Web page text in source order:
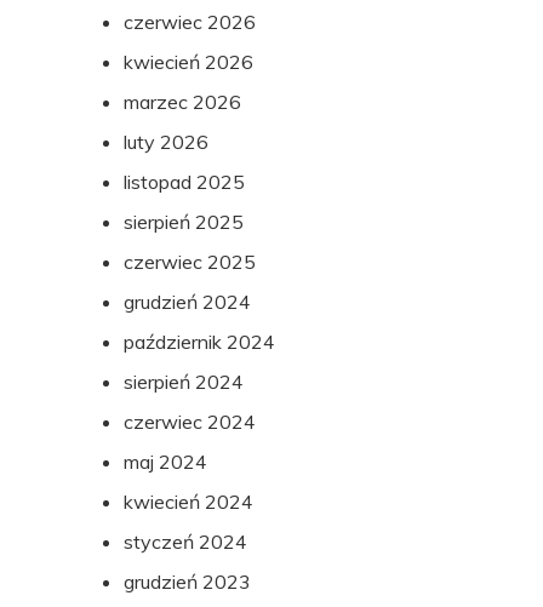
czerwiec 2026
kwiecień 2026
marzec 2026
luty 2026
listopad 2025
sierpień 2025
czerwiec 2025
grudzień 2024
październik 2024
sierpień 2024
czerwiec 2024
maj 2024
kwiecień 2024
styczeń 2024
grudzień 2023